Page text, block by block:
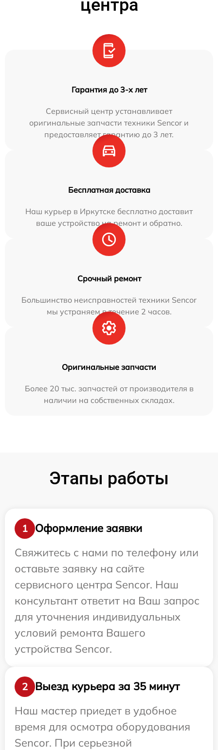
центра
Гарантия до 3-х лет
Сервисный центр устанавливает
оригинальные запчасти техники Sencor и
предоставляет гарантию до 3 лет.
Бесплатная доставка
Наш курьер в Иркутске бесплатно доставит
ваше устройство на ремонт и обратно.
Срочный ремонт
Большинство неисправностей техники Sencor
мы устраняем в течение 2 часов.
Оригинальные запчасти
Более 20 тыс. запчастей от производителя в
наличии на собственных складах.
Этапы работы
1
Оформление заявки
Свяжитесь с нами по телефону или
оставьте заявку на сайте
сервисного центра Sencor. Наш
консультант ответит на Ваш запрос
для уточнения индивидуальных
условий ремонта Вашего
устройства Sencor.
2
Выезд курьера за 35 минут
Наш мастер приедет в удобное
время для осмотра оборудования
Sencor. При серьезной